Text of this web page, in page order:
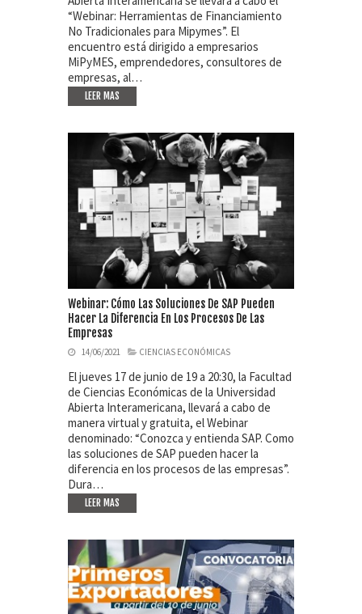
“Webinar: Herramientas de Financiamiento
No Tradicionales para Mipymes”. El
encuentro está dirigido a empresarios
MiPyMES, emprendedores, consultores de
empresas, al…
LEER MAS
Webinar: Cómo Las Soluciones De SAP Pueden
Hacer La Diferencia En Los Procesos De Las
Empresas
14/06/2021 CIENCIAS ECONÓMICAS
El jueves 17 de junio de 19 a 20:30, la Facultad
de Ciencias Económicas de la Universidad
Abierta Interamericana, llevará a cabo de
manera virtual y gratuita, el Webinar
denominado: “Conozca y entienda SAP. Como
las soluciones de SAP pueden hacer la
diferencia en los procesos de las empresas”.
Dura…
LEER MAS